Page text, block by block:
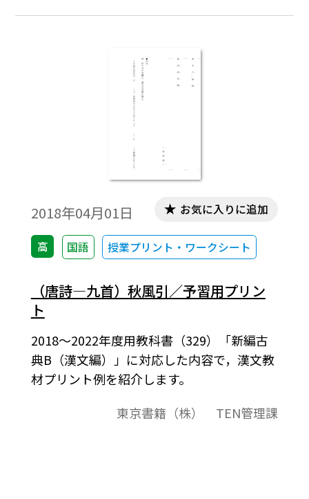
2018年04月01日
高 国語 授業プリント・ワークシート
お気に入りに追加
（唐詩―九首）秋風引／予習用プリン
ト
2018～2022年度用教科書（329）「新編古
典B（漢文編）」に対応した内容で，漢文教
材プリント例を紹介します。
東京書籍（株） TEN管理課